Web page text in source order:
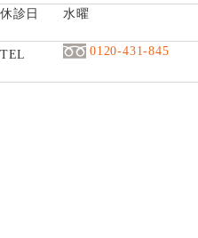
休診日 水曜
TEL 0120-431-845